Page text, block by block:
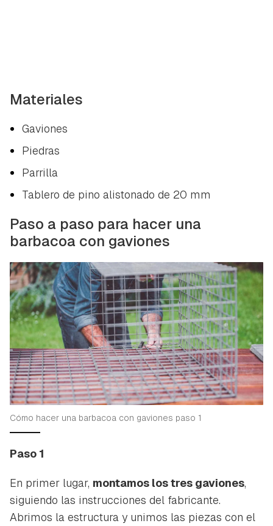
Materiales
Gaviones
Piedras
Parrilla
Tablero de pino alistonado de 20 mm
Paso a paso para hacer una
barbacoa con gaviones
Cómo hacer una barbacoa con gaviones paso 1
Paso 1
En primer lugar, montamos los tres gaviones,
siguiendo las instrucciones del fabricante.
Abrimos la estructura y unimos las piezas con el